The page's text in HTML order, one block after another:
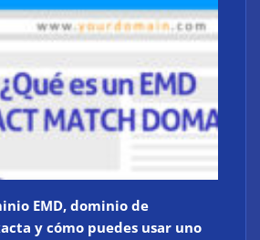
EMD, dominio de
y cómo puedes usar uno